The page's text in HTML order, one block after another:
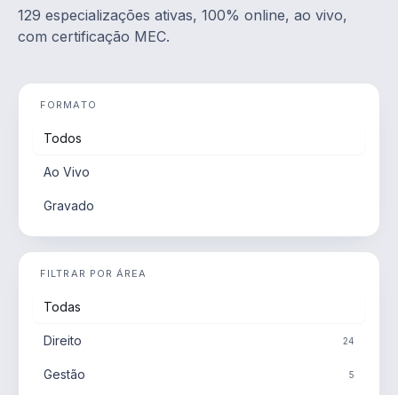
129 especializações ativas, 100% online, ao vivo,
com certificação MEC.
FORMATO
Todos
Ao Vivo
Gravado
FILTRAR POR ÁREA
Todas
Direito 24
Gestão 5